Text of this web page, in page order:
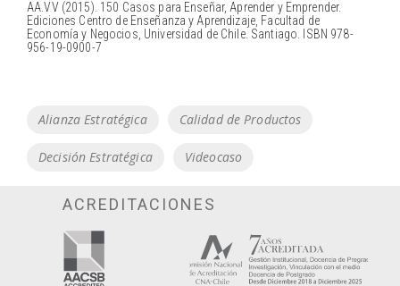
AA.VV (2015). 150 Casos para Enseñar, Aprender y Emprender.
Ediciones Centro de Enseñanza y Aprendizaje, Facultad de
Economía y Negocios, Universidad de Chile. Santiago. ISBN 978-
956-19-0900-7
Tags
Alianza Estratégica Calidad de Productos
Decisión Estratégica Videocaso
ACREDITACIONES